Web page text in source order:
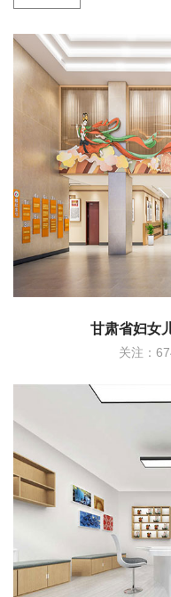
甘肃省妇女
关注：